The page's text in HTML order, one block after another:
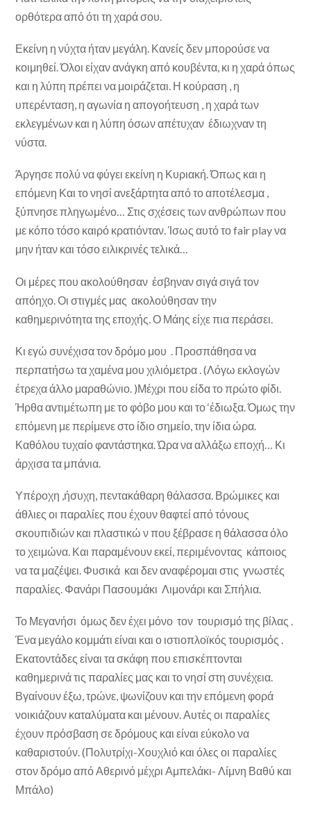
ορθότερα από ότι τη χαρά σου.
Εκείνη η νύχτα ήταν μεγάλη. Κανείς δεν μπορούσε να
κοιμηθεί. Όλοι είχαν ανάγκη από κουβέντα, κι η χαρά όπως
και η λύπη πρέπει να μοιράζεται. Η κούραση , η
υπερένταση, η αγωνία η απογοήτευση , η χαρά των
εκλεγμένων και η λύπη όσων απέτυχαν έδιωχναν τη
νύστα.
Άργησε πολύ να φύγει εκείνη η Κυριακή. Όπως και η
επόμενη Και το νησί ανεξάρτητα από το αποτέλεσμα ,
ξύπνησε πληγωμένο… Στις σχέσεις των ανθρώπων που
με κόπο τόσο καιρό κρατιόνταν. Ίσως αυτό το fair play να
μην ήταν και τόσο ειλικρινές τελικά…
Οι μέρες που ακολούθησαν έσβηναν σιγά σιγά τον
απόηχο. Οι στιγμές μας ακολούθησαν την
καθημερινότητα της εποχής. Ο Μάης είχε πια περάσει.
Κι εγώ συνέχισα τον δρόμο μου . Προσπάθησα να
περπατήσω τα χαμένα μου χιλιόμετρα . (Λόγω εκλογών
έτρεχα άλλο μαραθώνιο. )Μέχρι που είδα το πρώτο φίδι.
Ήρθα αντιμέτωπη με το φόβο μου και το ‘έδιωξα. Όμως την
επόμενη με περίμενε στο ίδιο σημείο, την ίδια ώρα.
Καθόλου τυχαίο φαντάστηκα. Ώρα να αλλάξω εποχή… Κι
άρχισα τα μπάνια.
Υπέροχη ,ήσυχη, πεντακάθαρη θάλασσα. Βρώμικες και
άθλιες οι παραλίες που έχουν θαφτεί από τόνους
σκουπιδιών και πλαστικώ ν που ξέβρασε η θάλασσα όλο
το χειμώνα. Και παραμένουν εκεί, περιμένοντας κάποιος
να τα μαζέψει. Φυσικά και δεν αναφέρομαι στις γνωστές
παραλίες. Φανάρι Πασουμάκι Λιμονάρι και Σπήλια.
Το Μεγανήσι όμως δεν έχει μόνο τον τουρισμό της βίλας .
Ένα μεγάλο κομμάτι είναι και ο ιστιοπλοϊκός τουρισμός .
Εκατοντάδες είναι τα σκάφη που επισκέπτονται
καθημερινά τις παραλίες μας και το νησί στη συνέχεια.
Βγαίνουν έξω, τρώνε, ψωνίζουν και την επόμενη φορά
νοικιάζουν καταλύματα και μένουν. Αυτές οι παραλίες
έχουν πρόσβαση σε δρόμους και είναι εύκολο να
καθαριστούν. (Πολυτρίχι-Χουχλιό και όλες οι παραλίες
στον δρόμο από Αθερινό μέχρι Αμπελάκι- Λίμνη Βαθύ και
Μπάλο)